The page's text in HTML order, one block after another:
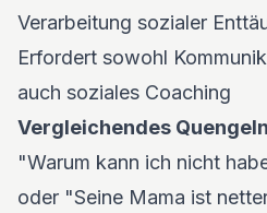
Verarbeitung sozialer
Erfordert sowohl
auch soziales Coaching
Vergleichendes
"Warum kann ich nicht
oder "Seine Mama ist